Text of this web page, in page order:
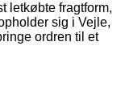
letkøbte fragtform,
sig i Vejle,
ordren til et